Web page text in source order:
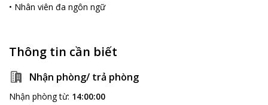
• Nhân viên đa ngôn ngữ
Thông tin cần biết
Nhận phòng/ trả phòng
Nhận phòng từ: 14:00:00